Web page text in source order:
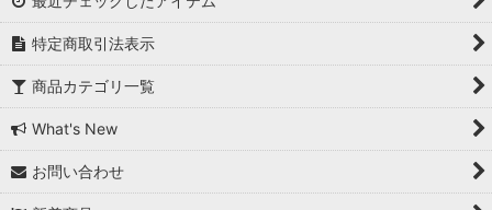
特定商取引法表示
商品カテゴリ一覧
What's New
お問い合わせ